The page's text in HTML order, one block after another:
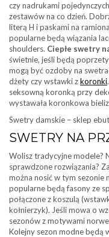
czy nadrukami
zestawów na co dzień.
literą H i paskami na
popularne będą wiązania
shoulders. Ciepłe swetry
świetnie, jeśli będą
mogą być ozdoby na
dżety czy wstawki zkoronki
seksowną koronką przy
wystawała koronkowa
Swetry damskie – sklep
SWETRY NA
Wolisz tradycyjne modele?
sprawdzone rozwiązania?
można nosić w tym sezonie
popularne będą fasony ze
połączone z koszulą
kołnierzyk). Jeśli mowa o
sezonów z motywami
Kolejny sezon modne będą